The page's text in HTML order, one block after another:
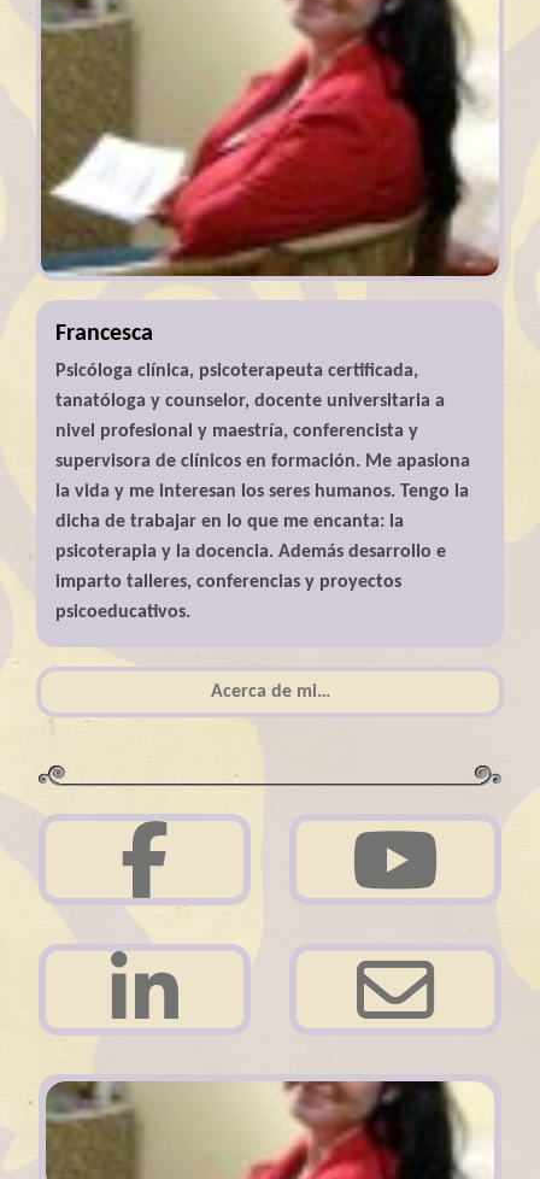
Francesca
Psicóloga clínica, psicoterapeuta certificada,
tanatóloga y counselor, docente universitaria a
nivel profesional y maestría, conferencista y
supervisora de clínicos en formación. Me apasiona
la vida y me interesan los seres humanos. Tengo la
dicha de trabajar en lo que me encanta: la
psicoterapia y la docencia. Además desarrollo e
imparto talleres, conferencias y proyectos
psicoeducativos.
Acerca de mi…
Acerca de mi